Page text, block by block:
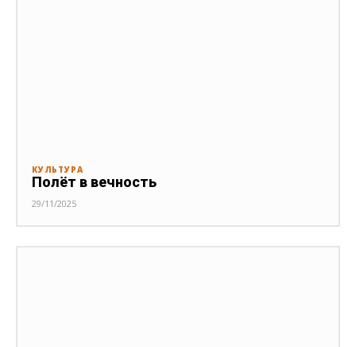
КУЛЬТУРА
Полёт в вечность
29/11/2025